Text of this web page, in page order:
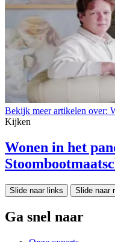
Bekijk meer artikelen over:
Kijken
Wonen in het
Slide naar links Slide naar
Ga snel naar